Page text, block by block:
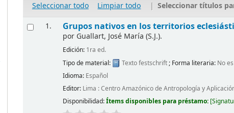
Seleccionar todo Limpiar todo | Seleccionar títulos
1. Grupos nativos en los territorios
por Guallart, José María (S.J.).
Edición: 1ra ed.
Tipo de material:
Textofestschrift ; Forma literaria: No
Idioma: Español
Editor: Lima : Centro Amazónico de Antropología y
Disponibilidad:Ítems disponibles para préstamo: